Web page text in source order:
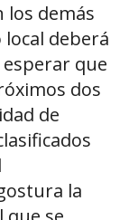
los demás
deberá
que
dos
de
la